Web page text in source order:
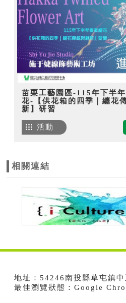
苗栗工藝園區-115年下半
花-【供花箱的四季｜纏花
新】研習
活動
相關連結
地址：54246南投縣草屯鎮
最佳瀏覽狀態：Google